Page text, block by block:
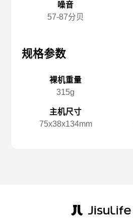
噪音
57-87分贝
规格参数
裸机重量
315g
主机尺寸
75x️38x️134mm